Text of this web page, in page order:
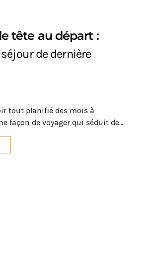
tête au départ :
de dernière
tout planifié des mois à
façon de voyager qui séduit de…